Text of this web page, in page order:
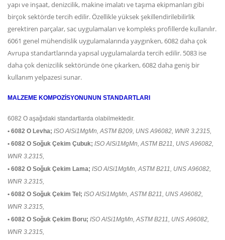
yapı ve inşaat, denizcilik, makine imalatı ve taşıma ekipmanları gibi
birçok sektörde tercih edilir. Özellikle yüksek şekillendirilebilirlik
gerektiren parçalar, sac uygulamaları ve kompleks profillerde kullanılır.
6061 genel mühendislik uygulamalarında yaygınken, 6082 daha çok
Avrupa standartlarında yapısal uygulamalarda tercih edilir. 5083 ise
daha çok denizcilik sektöründe öne çıkarken, 6082 daha geniş bir
kullanım yelpazesi sunar.
MALZEME KOMPOZİSYONUNUN STANDARTLARI
6082 O aşağıdaki standartlarda olabilmektedir.
• 6082 O Levha; ISO AlSi1MgMn, ASTM B209, UNS A96082, WNR 3.2315,
• 6082 O Soğuk Çekim Çubuk; ISO AlSi1MgMn, ASTM B211, UNS A96082,
WNR 3.2315,
• 6082 O​ Soğuk Çekim Lama; ISO AlSi1MgMn, ASTM B211, UNS A96082,
WNR 3.2315,
• 6082 O​ Soğuk Çekim Tel; ISO AlSi1MgMn, ASTM B211, UNS A96082,
WNR 3.2315,
• 6082 O​ Soğuk Çekim Boru; ISO AlSi1MgMn, ASTM B211, UNS A96082,
WNR 3.2315,